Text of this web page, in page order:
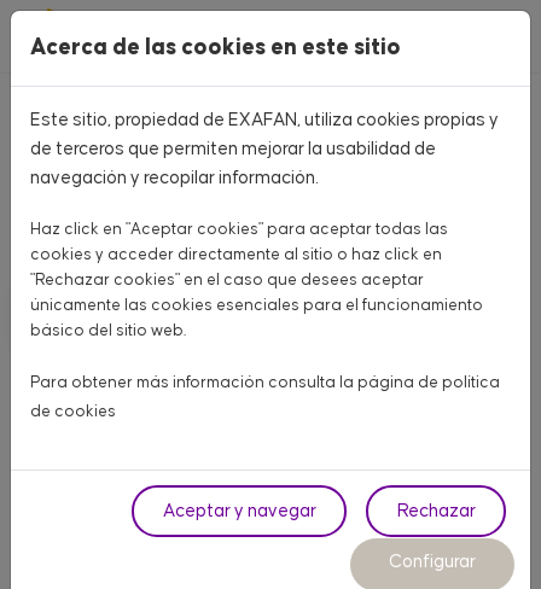
Pasar al contenido principal
Home CATÁLOGO PRODUCTOS
CATÁLOGO PRODUCTOS
Aquí encontrarás todo lo que necesitas para tu granja
AVÍCOLA PUESTA
OTROS ANIMALES
Acerca de las cookies en este sitio
Este sitio, propiedad de EXAFAN, utiliza cookies propias y
de terceros que permiten mejorar la usabilidad de
navegación y recopilar información.
Haz click en "Aceptar cookies" para aceptar todas las
cookies y acceder directamente al sitio o haz click en
"Rechazar cookies" en el caso que desees aceptar
únicamente las cookies esenciales para el funcionamiento
básico del sitio web.
Para obtener más información consulta la página de política
de cookies
Aceptar y navegar Rechazar
Configurar